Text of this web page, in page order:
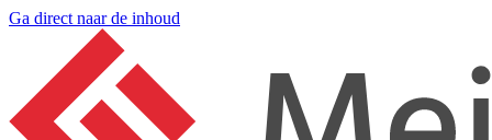
Ga direct naar de inhoud